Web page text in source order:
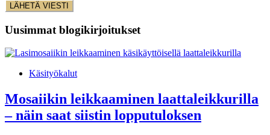
LÄHETÄ VIESTI
Uusimmat blogikirjoitukset
Käsityökalut
Mosaiikin leikkaaminen laattaleikkurilla
– näin saat siistin lopputuloksen